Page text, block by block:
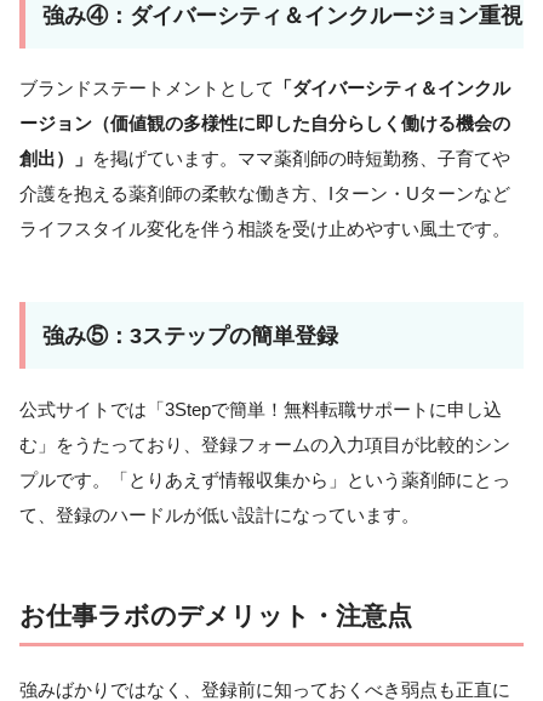
強み④：ダイバーシティ＆インクルージョン重視
ブランドステートメントとして
「ダイバーシティ＆インクル
ージョン（価値観の多様性に即した自分らしく働ける機会の
創出）」 を掲げています。ママ薬剤師の時短勤務、子育てや
介護を抱える薬剤師の柔軟な働き方、Iターン・Uターンなど
ライフスタイル変化を伴う相談を受け止めやすい風土です。
強み⑤：3ステップの簡単登録
公式サイトでは「3Stepで簡単！無料転職サポートに申し込
む」をうたっており、登録フォームの入力項目が比較的シン
プルです。「とりあえず情報収集から」という薬剤師にとっ
て、登録のハードルが低い設計になっています。
お仕事ラボのデメリット・注意点
強みばかりではなく、登録前に知っておくべき弱点も正直に